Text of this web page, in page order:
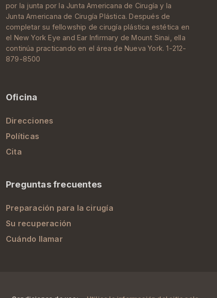
por la junta por la Junta Americana de Cirugía y la
Junta Americana de Cirugía Plástica. Después de
completar su fellowship de cirugía plástica estética en
el New York Eye and Ear Infirmary deMount Sinai , ella
continúa practicando en el área de Nueva York. 1-212-
879-8500
Oficina
Direcciones
Políticas
Cita
Preguntas frecuentes
Preparación para la cirugía
Su recuperación
Cuándo llamar